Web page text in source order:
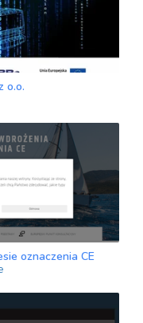
o.o.
oznaczenia CE